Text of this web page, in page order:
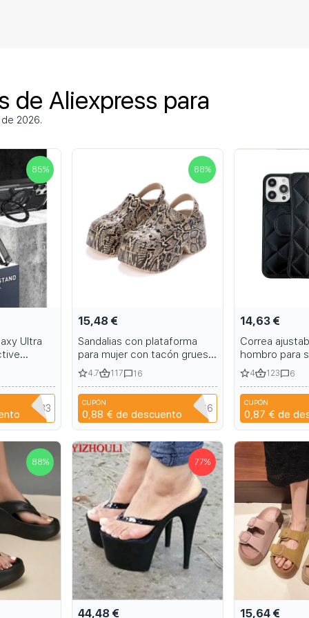
de Aliexpress para
2026.
85%
Ultra
88%
15,48 €
Sandalias con plataforma
para mujer con tacón grueso
y puntera cerrada
4.7 117 16
CUPÓN
0,88 € de descuentoNIANCI66
14,63 €
Correa
hombro para
teléfono
Funda de
15 14 13 12 11
4 123 6
CUPÓN
0,87 € de
88% 77%
44,48 € 15,64 €